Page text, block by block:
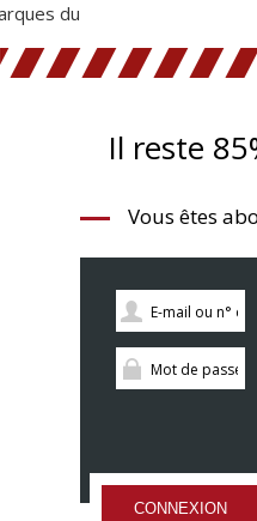
du
Il reste
Vous êtes
CONNEXION